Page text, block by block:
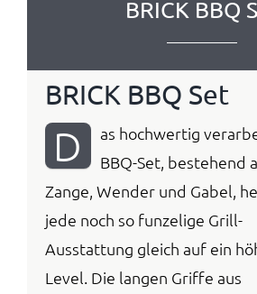
Anmelden /
BRICK BBQ
BRICK BBQ Set
D
as hochwertig
BBQ-Set, bestehend
Zange, Wender und Gabel,
jede noch so funzelige Grill-
Ausstattung gleich auf ein
Level. Die langen Griffe aus